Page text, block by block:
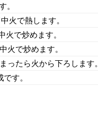
。
火で熱します。
で炒めます。
火で炒めます。
ったら火から下ろします。
す。